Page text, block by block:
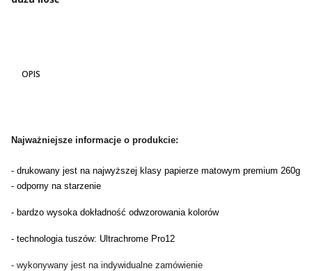
OPIS
Najważniejsze informacje o produkcie:
- drukowany jest na najwyższej klasy papierze matowym premium 260g
- odporny na starzenie
- bardzo wysoka dokładność odwzorowania kolorów
- technologia tuszów: Ultrachrome Pro12
- wykonywany jest na indywidualne zamówienie